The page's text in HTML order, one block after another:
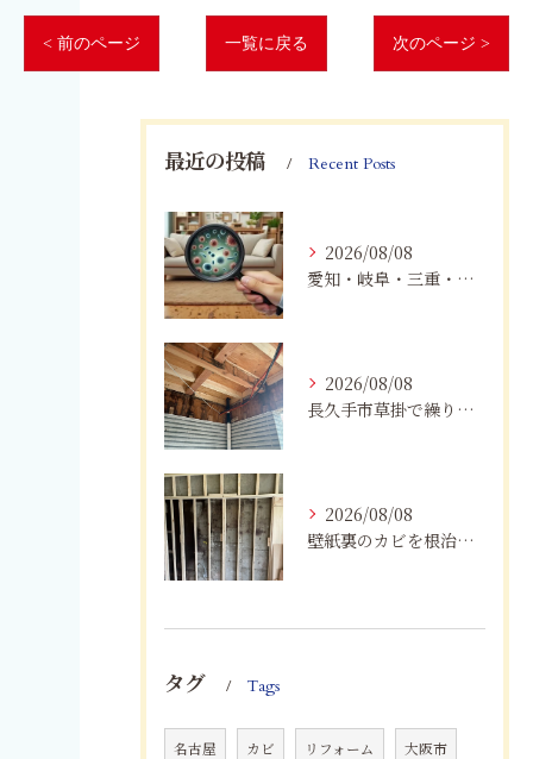
< 前のページ 一覧に戻る 次のページ >
最近の投稿 Recent Posts
2026/08/08
愛知・岐阜・三重・静岡で真菌（カビ）による健康被害にお悩みの方へ｜室内環境改善とMIST工法®による専門対策
2026/08/08
長久手市草掛で繰り返すカビにお困りの方へ｜原因から解決策まで紹介
2026/08/08
壁紙裏のカビを根治！下地交換と防カビリフォームの重要性
タグ Tags
名古屋 カビ リフォーム 大阪市